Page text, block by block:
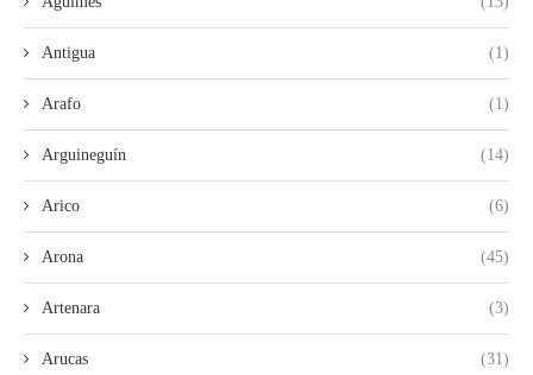
Antigua (1)
Arafo (1)
Arguineguín (14)
Arico (6)
Arona (45)
Artenara (3)
Arucas (31)